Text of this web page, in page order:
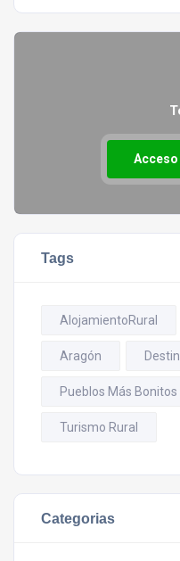
Tags
AlojamientoRural
Aragón
Pueblos Más Bonitos
Turismo Rural
Categorias